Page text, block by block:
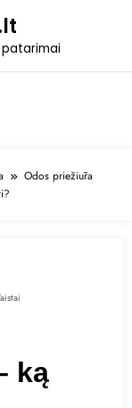
patarimai
Odos priežiūra
ką